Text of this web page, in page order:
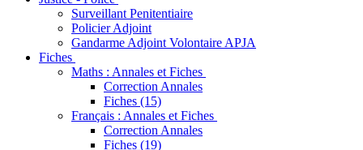
Surveillant Penitentiaire
Policier Adjoint
Gandarme Adjoint Volontaire APJA
Fiches
Maths : Annales et Fiches
Correction Annales
Fiches (15)
Français : Annales et Fiches
Correction Annales
Fiches (19)